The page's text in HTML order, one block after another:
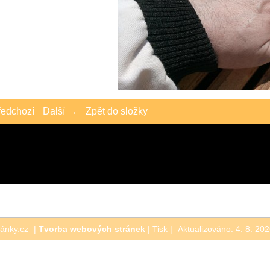
Další → Zpět do složky
| Tvorba webových stránek | Tisk| Aktualizováno: 4. 8.